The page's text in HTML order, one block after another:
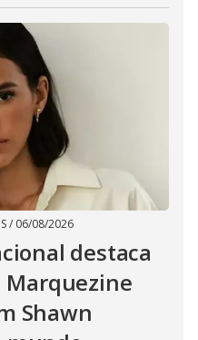
/ 06/08/2026
destaca
Marquezine
Shawn